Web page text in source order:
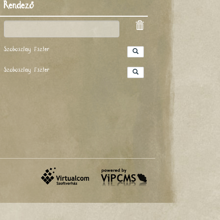
Rendező
Szoboszlay Eszter
Szoboszlay Eszter